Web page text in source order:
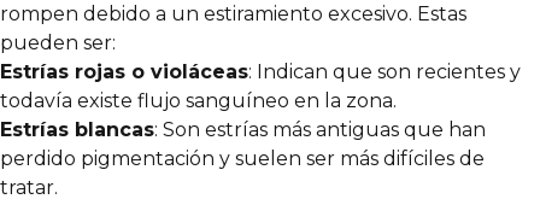
rompen debido a un estiramiento excesivo. Estas
pueden ser:
Estrías rojas o violáceas: Indican que son recientes y
todavía existe flujo sanguíneo en la zona.
Estrías blancas: Son estrías más antiguas que han
perdido pigmentación y suelen ser más difíciles de
tratar.